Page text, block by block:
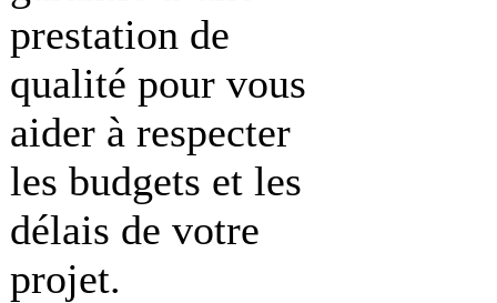
prestation de
qualité pour vous
aider à respecter
les budgets et les
délais de votre
projet.